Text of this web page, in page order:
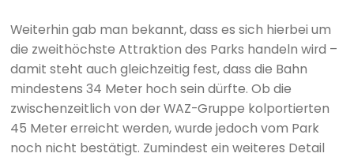
Weiterhin gab man bekannt, dass es sich hierbei um
die zweithöchste Attraktion des Parks handeln wird –
damit steht auch gleichzeitig fest, dass die Bahn
mindestens 34 Meter hoch sein dürfte. Ob die
zwischenzeitlich von der WAZ-Gruppe kolportierten
45 Meter erreicht werden, wurde jedoch vom Park
noch nicht bestätigt. Zumindest ein weiteres Detail